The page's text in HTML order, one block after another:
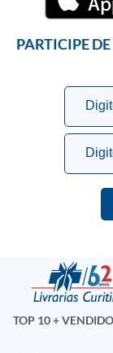
PARTICIPE
TOP 10 +